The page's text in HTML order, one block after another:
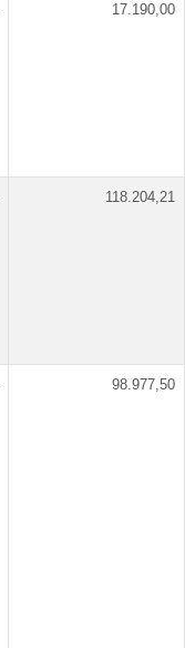
17.190,00
118.204,21
98.977,50